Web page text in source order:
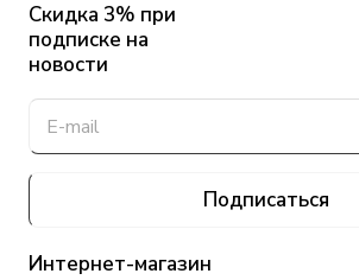
Скидка 3% при
подписке на
новости
Подписаться
Интернет-магазин